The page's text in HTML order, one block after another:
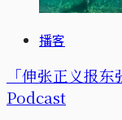
播客
「伸张正义报
Podcast